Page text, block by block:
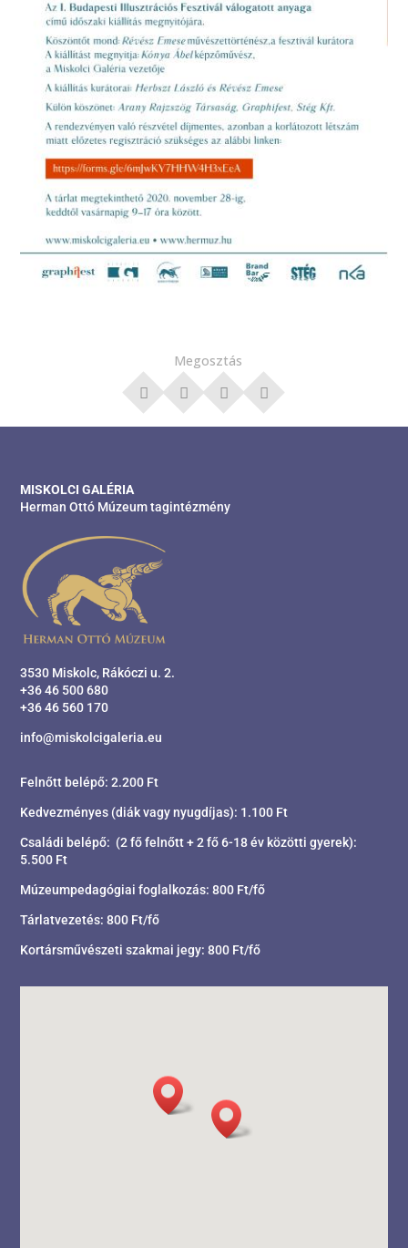
Megosztás
MISKOLCI GALÉRIA
Herman Ottó Múzeum tagintézmény
3530 Miskolc, Rákóczi u. 2.
+36 46 500 680
+36 46 560 170
info@miskolcigaleria.eu
Felnőtt belépő: 2.200 Ft
Kedvezményes (diák vagy nyugdíjas): 1.100 Ft
Családi belépő: (2 fő felnőtt + 2 fő 6-18 év közötti gyerek):
5.500 Ft
Múzeumpedagógiai foglalkozás: 800 Ft/fő
Tárlatvezetés: 800 Ft/fő
Kortársművészeti szakmai jegy: 800 Ft/fő